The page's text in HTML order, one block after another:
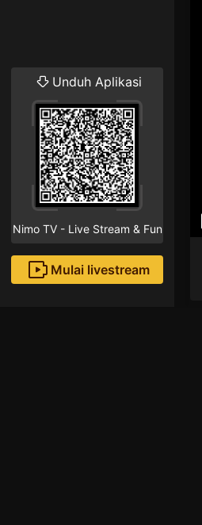
Unduh Aplikasi
Nimo TV - Live Stream & Fun
Mulai livestream